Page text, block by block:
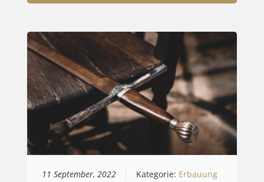
11 September, 2022 Kategorie: Erbauung